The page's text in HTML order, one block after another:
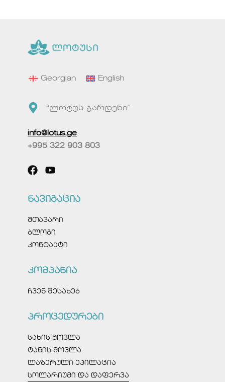
Georgian English
“ლოტუს გარდენი”
info@lotus.ge
+995 322 903 803
ნავიგაცია
მთავარი
ბლოგი
კონტაქტი
კომპანია
ჩვენ შესახებ
პროცედურები
სახის მოვლა
ტანის მოვლა
ლაზერული ეპილაცია
სოლარიუმი და დაფერვა